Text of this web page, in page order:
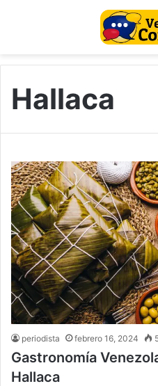
Hallaca
periodista febrero 16, 2024
Gastronomía
Hallaca